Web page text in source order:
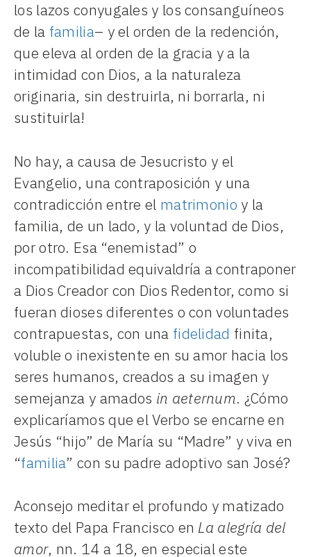
los lazos conyugales y los consanguíneos
de la familia– y el orden de la redención,
que eleva al orden de la gracia y a la
intimidad con Dios, a la naturaleza
originaria, sin destruirla, ni borrarla, ni
sustituirla!
No hay, a causa de Jesucristo y el
Evangelio, una contraposición y una
contradicción entre el matrimonio y la
familia, de un lado, y la voluntad de Dios,
por otro. Esa “enemistad” o
incompatibilidad equivaldría a contraponer
a Dios Creador con Dios Redentor, como si
fueran dioses diferentes o con voluntades
contrapuestas, con una fidelidad finita,
voluble o inexistente en su amor hacia los
seres humanos, creados a su imagen y
semejanza y amados in aeternum. ¿Cómo
explicaríamos que el Verbo se encarne en
Jesús “hijo” de María su “Madre” y viva en
“familia” con su padre adoptivo san José?
Aconsejo meditar el profundo y matizado
texto del Papa Francisco en La alegría del
amor, nn. 14 a 18, en especial este